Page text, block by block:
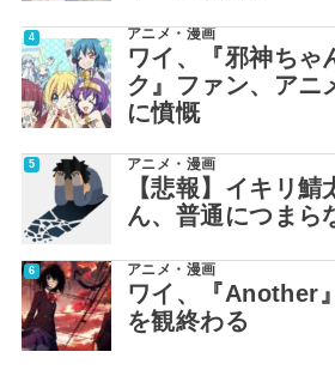
アニメ・漫画
ワイ、『邪神ちゃ
ク』ファン、アニ
に憤慨
アニメ・漫画
【悲報】イキリ鯖
ん、普通につまら
アニメ・漫画
ワイ、『Another
を観終わる